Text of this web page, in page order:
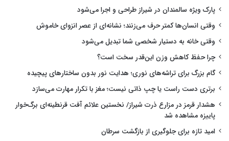
پارک ویژه سالمندان در شیراز طراحی و اجرا می‌شود
وقتی انسان‌ها کمتر حرف می‌زنند؛ نشانه‌ای از عصر انزوای خاموش
وقتی خانه به دستیار شخصی شما تبدیل می‌شود
چرا حفظ کاهش وزن این‌قدر سخت است؟
گام بزرگ برای تراشه‌های نوری؛ هدایت نور بدون ساختارهای پیچیده
برتری دست راست یا چپ ذاتی نیست؛ مغز با تکرار مهارت می‌سازد
هشدار قرمز در مزارع ذرت شیراز/ نخستین علائم آفت قرنطینه‌ای برگ‌خوار
پاییزه مشاهده شد
امید تازه برای جلوگیری از بازگشت سرطان